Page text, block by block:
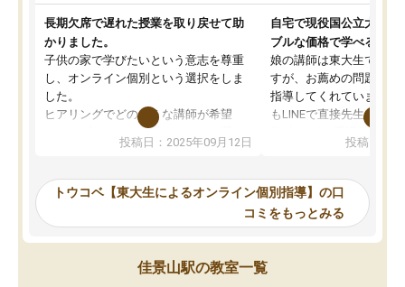
長期欠席で遅れた授業を取り戻せて助
かりました。
子供の家で学びたいという意志を尊重
し、オンライン個別という選択をしま
した。
ヒアリングでどのような講師が希望
か、オプションは付帯するかなど選ぶ
事が出来ました。
ーティングを行い、その講師で良いか
見てから講師を決定する事ができま
す。
うちの子は、初回面談の講師の方で決
投稿日：2025年09月12日
自宅で現役国公立大学生
ブルな価格で学べる
娘の講師は東大生では無
すが、お薦めの問題集や
指導してくれています。
もLINEで直接先生に質問
めれるので、個人に合
いなのがあり(有料)、受
ことをどんなスケジュー
くか相談したのですが、
ち期待したものではなく
投稿日：
トウコベ【東大生によるオンライン個別指導】の口
コミをもっとみる
佳景山駅の教室一覧